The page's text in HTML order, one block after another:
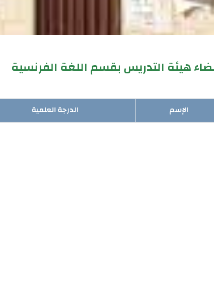
هيئة التدريس بقسم اللغة الفرنسية
الإسم الدرجة العلمية